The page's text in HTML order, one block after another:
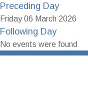
Preceding Day
Friday 06 March 2026
Following Day
No events were found